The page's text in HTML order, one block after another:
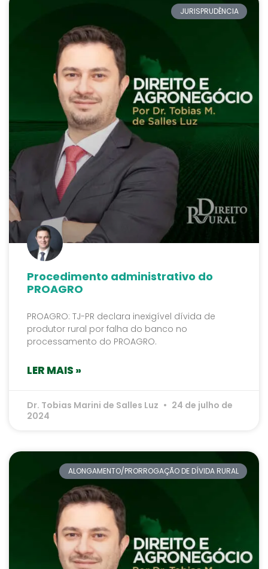
JURISPRUDÊNCIA
Procedimento administrativo do
PROAGRO
PROAGRO: TJ-PR declara inexigível dívida de
produtor rural por falha do banco no
processamento do PROAGRO.
LER MAIS »
Dr. Tobias Marini de Salles Luz
24 de julho de
2024
ALONGAMENTO/PRORROGAÇÃO DE DÍVIDA RURAL